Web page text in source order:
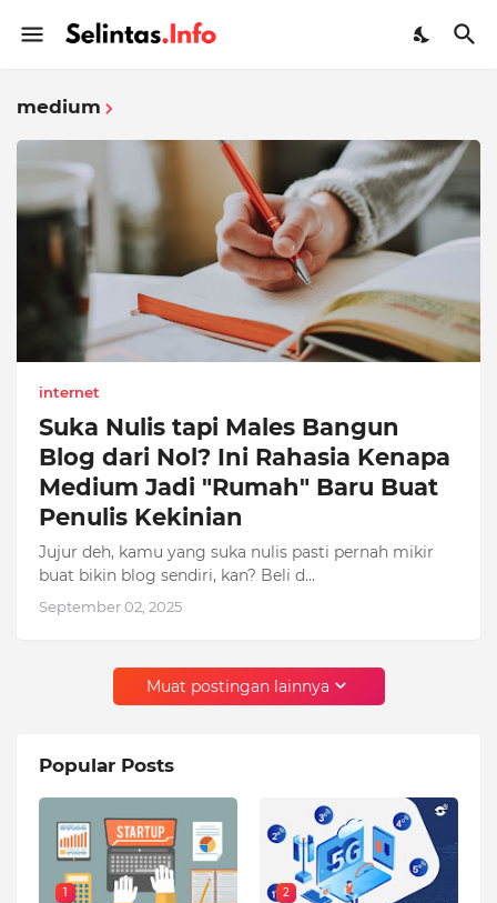
medium
internet
Suka Nulis tapi Males Bangun
Blog dari Nol? Ini Rahasia Kenapa
Medium Jadi "Rumah" Baru Buat
Penulis Kekinian
Jujur deh, kamu yang suka nulis pasti pernah mikir
buat bikin blog sendiri, kan? Beli d…
September 02, 2025
Muat postingan lainnya
Popular Posts
1 2